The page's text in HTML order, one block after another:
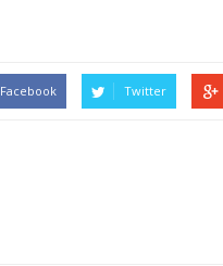
Facebook Twitter